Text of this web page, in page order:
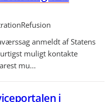
Refusion
anmeldt af Statens
muligt kontakte
mu...
i